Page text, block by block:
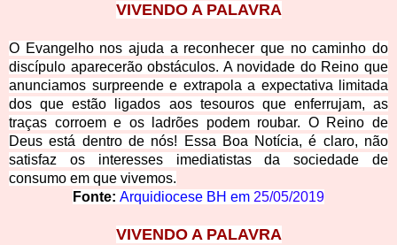
VIVENDO A PALAVRA
O Evangelho nos ajuda a reconhecer que no caminho do
discípulo aparecerão obstáculos. A novidade do Reino que
anunciamos surpreende e extrapola a expectativa limitada
dos que estão ligados aos tesouros que enferrujam, as
traças corroem e os ladrões podem roubar. O Reino de
Deus está dentro de nós! Essa Boa Notícia, é claro, não
satisfaz os interesses imediatistas da sociedade de
consumo em que vivemos.
Fonte: Arquidiocese BH em 25/05/2019
VIVENDO A PALAVRA